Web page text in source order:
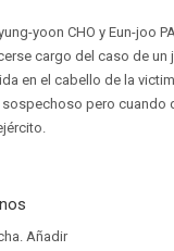
yoon CHO y Eun-joo
cargo del caso de
en el cabello de la
pero cuando
Añadir